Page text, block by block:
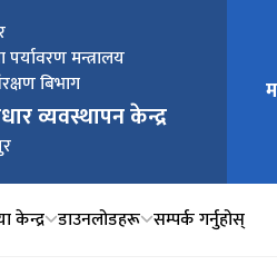
मन्त्रालय
बिभाग
व्यवस्थापन केन्द्र
मुख्य
केन्द्र डाउनलोडहरू सम्पर्क गर्नुहोस्